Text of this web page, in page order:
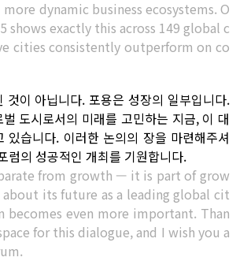
dynamic business ecosystems. O
shows exactly this across 149 global c
cities consistently outperform on co
것이 아닙니다. 포용은 성장의 일부입니다.
도시로서의 미래를 고민하는 지금, 이 대
있습니다. 이러한 논의의 장을 마련해주셔
럼의 성공적인 개최를 기원합니다.
from growth — it is part of grow
about its future as a leading global cit
becomes even more important. Than
for this dialogue, and I wish you a